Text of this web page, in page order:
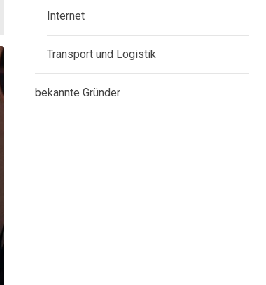
Internet
Transport und Logistik
bekannte Gründer